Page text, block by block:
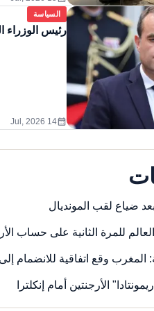
السياسة
رئيس الوزراء
calendar_month
14 Jul, 2026
ضياع لقب المونديال
للمرة الثانية على حساب
وقع اتفاقية للانضمام
الأرجنتين أمام إنكلترا